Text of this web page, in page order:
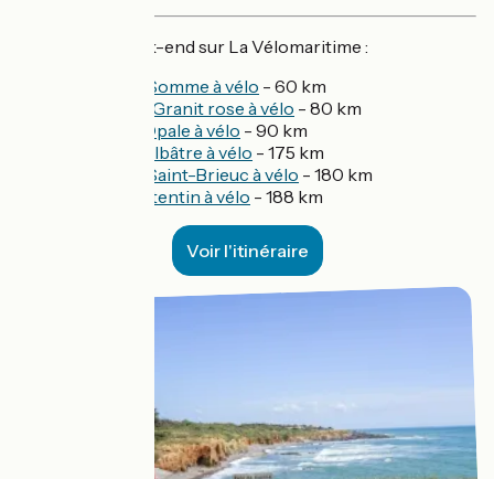
Nos 5 idées week-end sur La Vélomaritime :
La Baie de Somme à vélo - 60 km
La Côte de Granit rose à vélo - 80 km
La Côte d'Opale à vélo - 90 km
La Côte d'Albâtre à vélo - 175 km
La Baie de Saint-Brieuc à vélo - 180 km
Tour du Cotentin à vélo - 188 km
Voir l'itinéraire